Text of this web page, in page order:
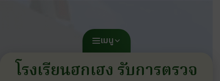
เมนู
โรงเรียนฮกเฮง รับการตรวจ